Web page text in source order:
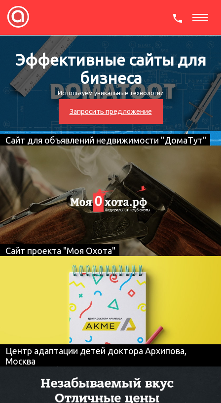
Эффективные сайты для
бизнеса
Используем уникальные технологии
Запросить предложение
Сайт для объявлений недвижимости "ДомаТут"
Сайт проекта "Моя Охота"
Центр адаптации детей доктора Архипова,
Москва